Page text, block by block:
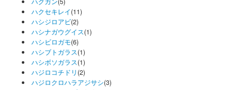
ハクセキレイ(11)
ハシジロアビ(2)
ハシナガウグイス(1)
ハシビロガモ(6)
ハシブトガラス(1)
ハシボソガラス(1)
ハジロコチドリ (2)
ハジロクロハラアジサシ(3)